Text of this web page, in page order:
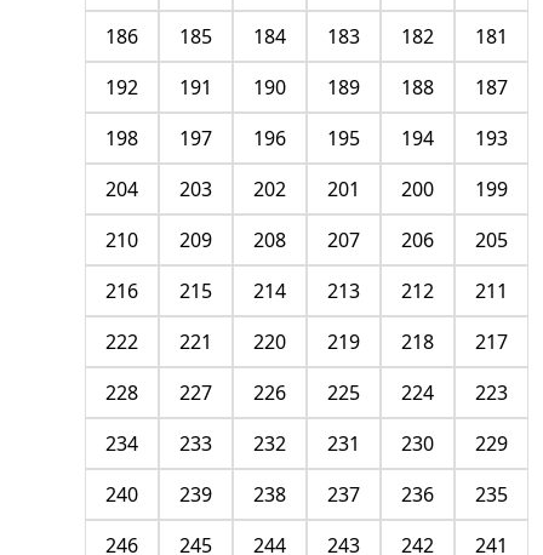
181
182
183
184
185
186
187
188
189
190
191
192
193
194
195
196
197
198
199
200
201
202
203
204
205
206
207
208
209
210
211
212
213
214
215
216
217
218
219
220
221
222
223
224
225
226
227
228
229
230
231
232
233
234
235
236
237
238
239
240
241
242
243
244
245
246